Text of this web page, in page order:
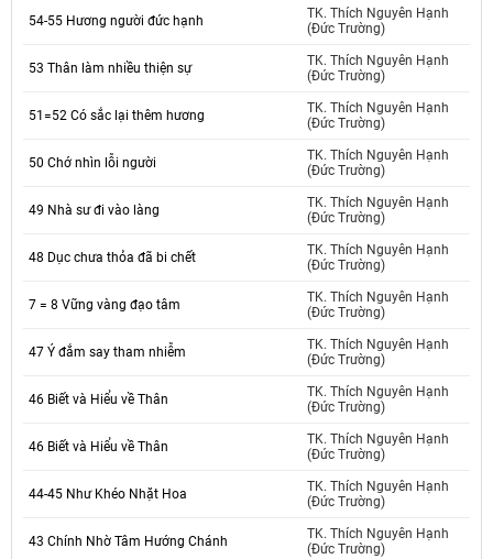
54-55 Hương người đức hạnh
TK. Thích Nguyên Hạnh
(Đức Trường)
53 Thân làm nhiều thiện sự
TK. Thích Nguyên Hạnh
(Đức Trường)
51=52 Có sắc lại thêm hương
TK. Thích Nguyên Hạnh
(Đức Trường)
50 Chớ nhìn lỗi người
TK. Thích Nguyên Hạnh
(Đức Trường)
49 Nhà sư đi vào làng
TK. Thích Nguyên Hạnh
(Đức Trường)
48 Dục chưa thỏa đã bi chết
TK. Thích Nguyên Hạnh
(Đức Trường)
7 = 8 Vững vàng đạo tâm
TK. Thích Nguyên Hạnh
(Đức Trường)
47 Ý đắm say tham nhiễm
TK. Thích Nguyên Hạnh
(Đức Trường)
46 Biết và Hiểu về Thân
TK. Thích Nguyên Hạnh
(Đức Trường)
46 Biết và Hiểu về Thân
TK. Thích Nguyên Hạnh
(Đức Trường)
44-45 Như Khéo Nhặt Hoa
TK. Thích Nguyên Hạnh
(Đức Trường)
43 Chính Nhờ Tâm Hướng Chánh
TK. Thích Nguyên Hạnh
(Đức Trường)